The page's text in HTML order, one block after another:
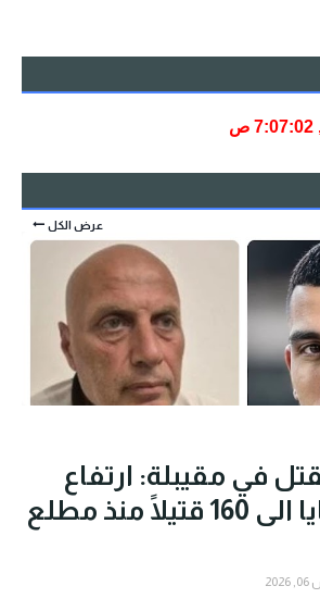
عرض الكل
في مقيبلة: ارتفاع
حصيلة الضحايا الى 160 قتيلًا منذ مطلع